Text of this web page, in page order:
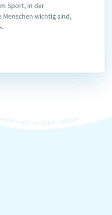
Sport, in der
wichtig sind,